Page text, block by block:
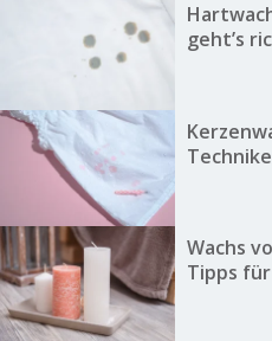
geht’s
Wachs
Tipps